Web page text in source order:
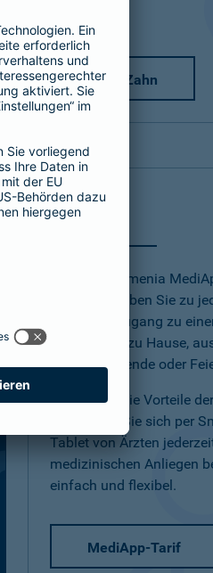
Mehr Zahn
Telearzt
Mit dem Barmenia
(Telearzt) haben Sie zu
jedem Ort Zugang zu
einfach von zu Hause,
am Wochenende oder
Nutzen Sie die Vorteile
und lassen Sie sich per
Tablet von Ärzten
medizinischen Anliegen
einfach und flexibel.
MediApp-Tarif